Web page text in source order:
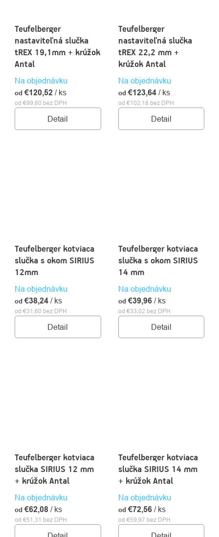
Teufelberger
nastaviteľná slučka
tREX 19,1mm + krúžok
Antal
Na objednávku
od €99,60 bez DPH
od €120,52 / ks
Detail
Teufelberger
nastaviteľná slučka
tREX 22,2 mm +
krúžok Antal
Na objednávku
od €102,18 bez DPH
od €123,64 / ks
Detail
Teufelberger kotviaca
slučka s okom SIRIUS
12mm
Na objednávku
od €31,60 bez DPH
od €38,24 / ks
Detail
Teufelberger kotviaca
slučka s okom SIRIUS
14 mm
Na objednávku
od €33,02 bez DPH
od €39,96 / ks
Detail
Teufelberger kotviaca
slučka SIRIUS 12 mm
+ krúžok Antal
Na objednávku
od €51,31 bez DPH
od €62,08 / ks
Teufelberger kotviaca
slučka SIRIUS 14 mm
+ krúžok Antal
Na objednávku
od €59,97 bez DPH
od €72,56 / ks